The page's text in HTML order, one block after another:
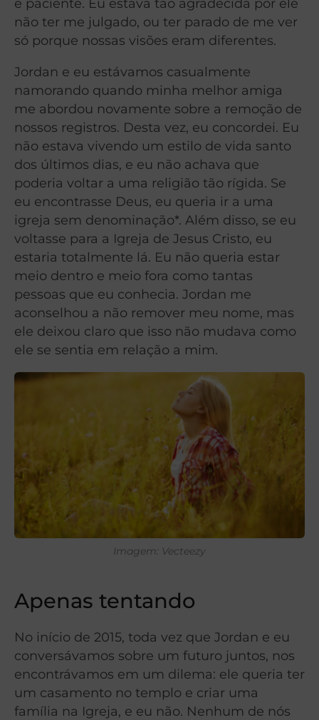
e paciente. Eu estava tão agradecida por ele
não ter me julgado, ou ter parado de me ver
só porque nossas visões eram diferentes.
Jordan e eu estávamos casualmente
namorando quando minha melhor amiga
me abordou novamente sobre a remoção de
nossos registros. Desta vez, eu concordei. Eu
não estava vivendo um estilo de vida santo
dos últimos dias, e eu não achava que
poderia voltar a uma religião tão rígida. Se
eu encontrasse Deus, eu queria ir a uma
igreja sem denominação*. Além disso, se eu
voltasse para a Igreja de Jesus Cristo, eu
estaria totalmente lá. Eu não queria estar
meio dentro e meio fora como tantas
pessoas que eu conhecia. Jordan me
aconselhou a não remover meu nome, mas
ele deixou claro que isso não mudava como
ele se sentia em relação a mim.
Imagem: Vecteezy
Apenas tentando
No início de 2015, toda vez que Jordan e eu
conversávamos sobre um futuro juntos, nos
encontrávamos em um dilema: ele queria ter
um casamento no templo e criar uma
família na Igreja, e eu não. Nenhum de nós